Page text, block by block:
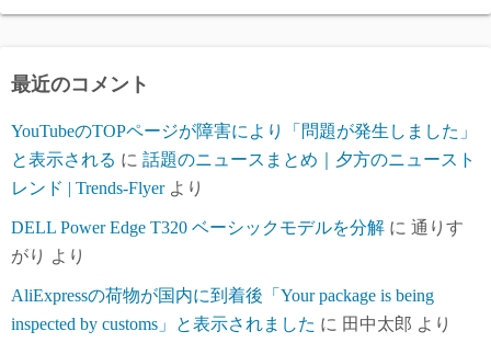
カ
ブ
最近のコメント
YouTubeのTOPページが障害により「問題が発生しました」
と表示される に 話題のニュースまとめ｜夕方のニュースト
レンド | Trends-Flyerより
DELL Power Edge T320 ベーシックモデルを分解 に 通りす
がり より
AliExpressの荷物が国内に到着後「Your package is being
inspected by customs」と表示されました に 田中太郎 より